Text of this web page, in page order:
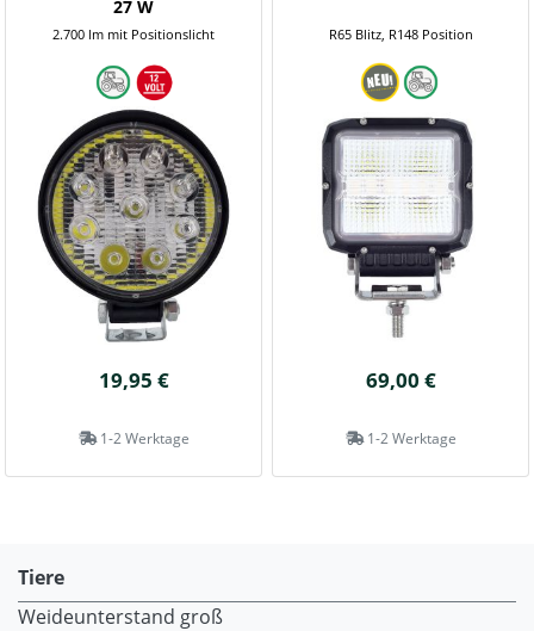
27 W
2.700 lm mit Positionslicht
19,95 €
1-2 Werktage
R65 Blitz, R148 Position
69,00 €
1-2 Werktage
Tiere
Weideunterstand groß